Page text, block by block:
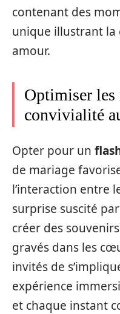
contenant des
unique illustrant
amour.
Optimiser les
convivialité
Opter pour un
de mariage
l’interaction entre
surprise suscité
créer des
gravés dans les
invités de
expérience
et chaque instant